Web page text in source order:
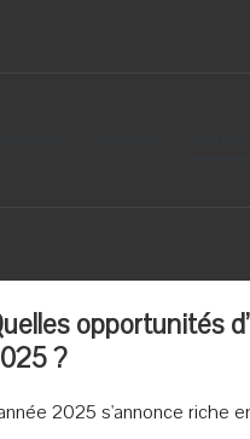
opportunités
?
2025 s'annonce riche